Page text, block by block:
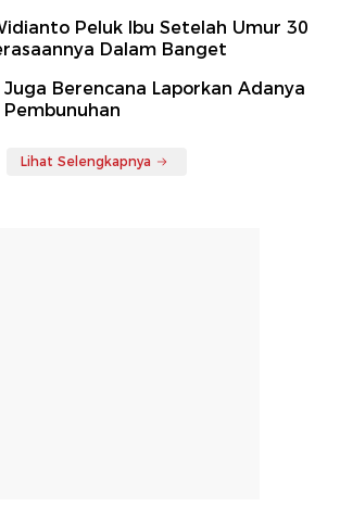
Peluk Ibu Setelah Umur 30
Dalam Banget
Juga Berencana Laporkan Adanya
Lihat Selengkapnya